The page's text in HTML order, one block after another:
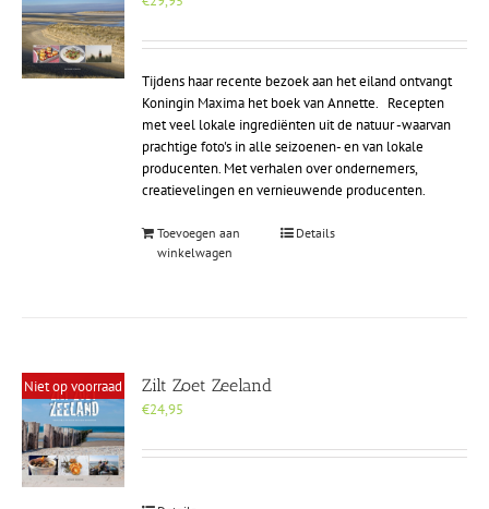
Tijdens haar recente bezoek aan het eiland ontvangt
Koningin Maxima het boek van Annette. Recepten
met veel lokale ingrediënten uit de natuur -waarvan
prachtige foto's in alle seizoenen- en van lokale
producenten. Met verhalen over ondernemers,
creatievelingen en vernieuwende producenten.
Toevoegen aan
winkelwagen
Details
Niet op voorraad Zilt Zoet Zeeland
€24,95